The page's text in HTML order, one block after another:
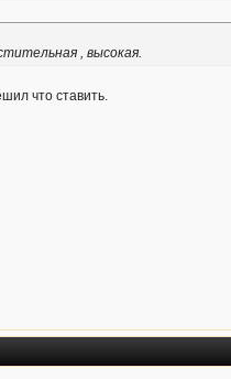
, высокая.
что ставить.